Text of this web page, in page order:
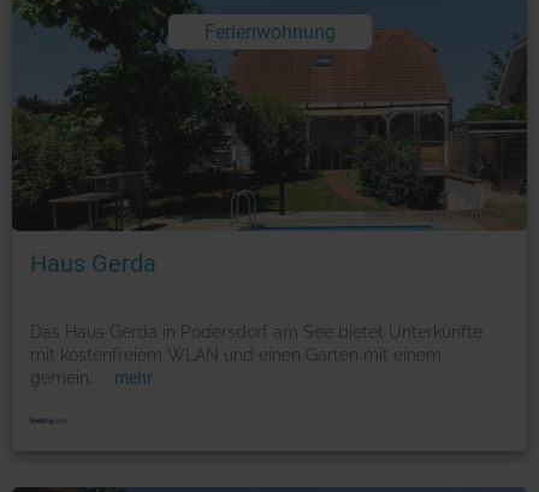
Ferienwohnung
Foto: © booking.com
Haus Gerda
Das Haus Gerda in Podersdorf am See bietet Unterkünfte
mit kostenfreiem WLAN und einen Garten mit einem
gemein
mehr